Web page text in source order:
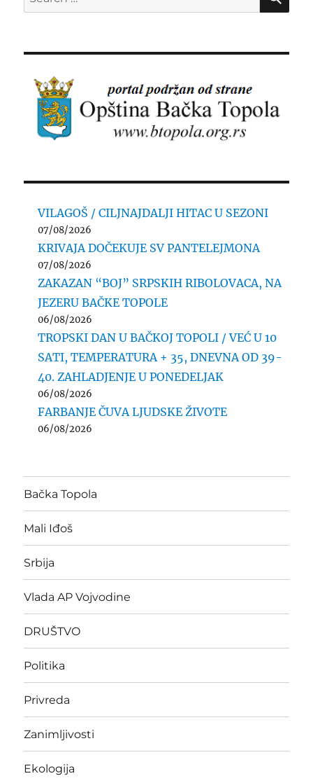
for:
VILAGOŠ / CILJNAJDALJI HITAC U SEZONI
07/08/2026
KRIVAJA DOČEKUJE SV PANTELEJMONA
07/08/2026
ZAKAZAN “BOJ” SRPSKIH RIBOLOVACA, NA
JEZERU BAČKE TOPOLE
06/08/2026
TROPSKI DAN U BAČKOJ TOPOLI / VEĆ U 10
SATI, TEMPERATURA + 35, DNEVNA OD 39-
40. ZAHLADJENJE U PONEDELJAK
06/08/2026
FARBANJE ČUVA LJUDSKE ŽIVOTE
06/08/2026
Bačka Topola
Mali Iđoš
Srbija
Vlada AP Vojvodine
DRUŠTVO
Politika
Privreda
Zanimljivosti
Ekologija